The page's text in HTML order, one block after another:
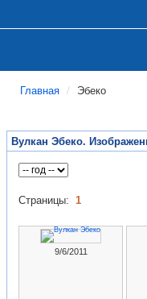
Главная Эбеко
Вулкан Эбеко.
Страницы: 1
9/6/2011